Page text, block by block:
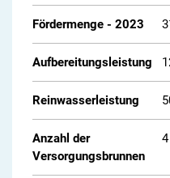
Fördermenge - 2023
Aufbereitungsleistung
Reinwasserleistung
Anzahl der
Versorgungsbrunnen
4